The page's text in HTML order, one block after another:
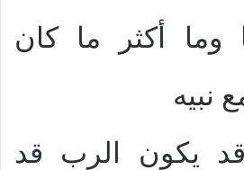
وما أكثر ما كان
نبيه
يكون الرب قد